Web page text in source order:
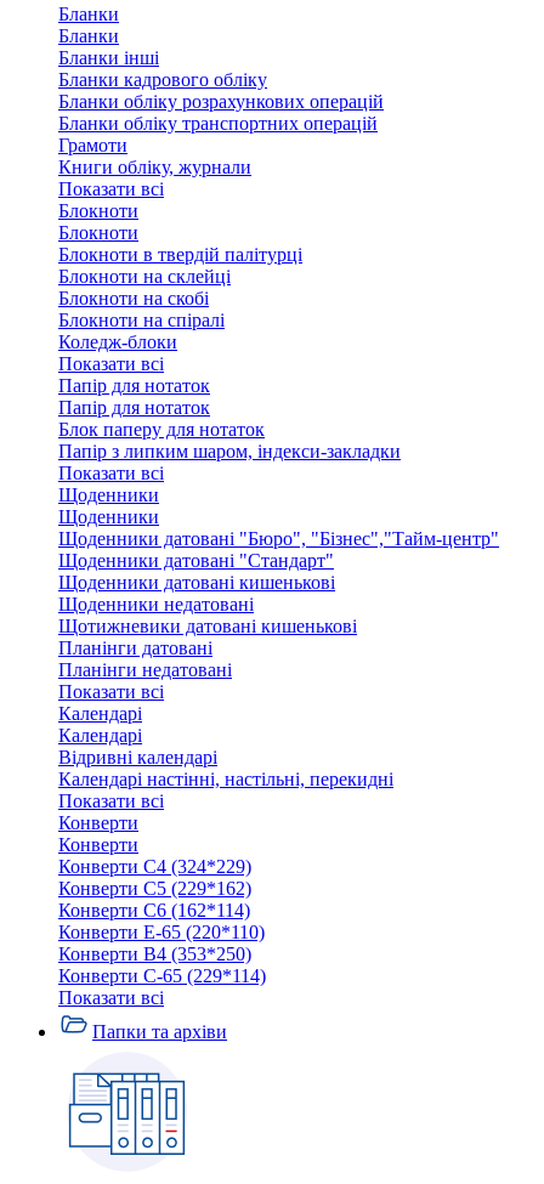
Бланки
Бланки
Бланки інші
Бланки кадрового обліку
Бланки обліку розрахункових операцій
Бланки обліку транспортних операцій
Грамоти
Книги обліку, журнали
Показати всі
Блокноти
Блокноти
Блокноти в твердій палітурці
Блокноти на склейці
Блокноти на скобі
Блокноти на спіралі
Коледж-блоки
Показати всі
Папір для нотаток
Папір для нотаток
Блок паперу для нотаток
Папір з липким шаром, індекси-закладки
Показати всі
Щоденники
Щоденники
Щоденники датовані "Бюро", "Бізнес","Тайм-центр"
Щоденники датовані "Стандарт"
Щоденники датовані кишенькові
Щоденники недатовані
Щотижневики датовані кишенькові
Планінги датовані
Планінги недатовані
Показати всі
Календарі
Календарі
Відривні календарі
Календарі настінні, настільні, перекидні
Показати всі
Конверти
Конверти
Конверти C4 (324*229)
Конверти C5 (229*162)
Конверти C6 (162*114)
Конверти E-65 (220*110)
Конверти В4 (353*250)
Конверти С-65 (229*114)
Показати всі
Папки та архіви